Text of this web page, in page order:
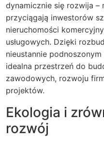
dynamicznie się rozwija –
przyciągają inwestorów
nieruchomości
usługowych. Dzięki
nieustannie
idealna przestrzeń do
zawodowych, rozwoju
projektów.
Ekologia i
rozwój